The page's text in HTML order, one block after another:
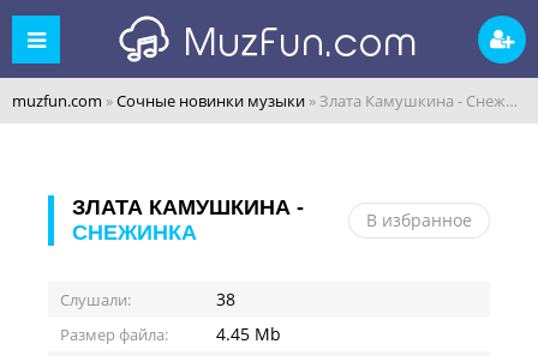
muzfun.com »Сочные новинки музыки » Злата Камушкина - Снежинка
ЗЛАТА КАМУШКИНА -
СНЕЖИНКА
В избранное
Слушали: 38
Размер файла: 4.45 Mb